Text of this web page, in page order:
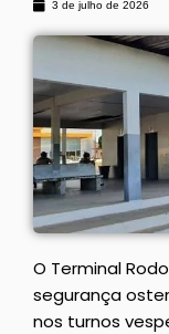
3 de julho de 2026
O Terminal
segurança
nos turnos